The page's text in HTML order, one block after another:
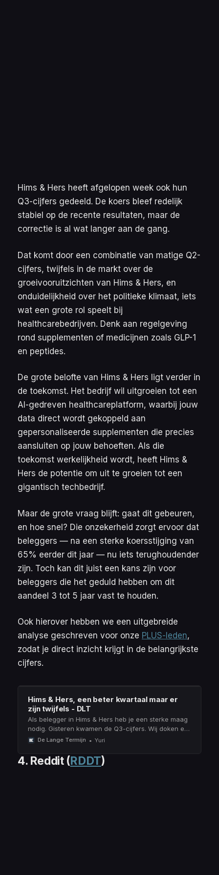
Hims & Hers heeft afgelopen week ook hun
Q3-cijfers gedeeld. De koers bleef redelijk
stabiel op de recente resultaten, maar de
correctie is al wat langer aan de gang.
Dat komt door een combinatie van matige Q2-
cijfers, twijfels in de markt over de
groeivooruitzichten van Hims & Hers, en
onduidelijkheid over het politieke klimaat, iets
wat een grote rol speelt bij
healthcarebedrijven. Denk aan regelgeving
rond supplementen of medicijnen zoals GLP-1
en peptides.
De grote belofte van Hims & Hers ligt verder in
de toekomst. Het bedrijf wil uitgroeien tot een
AI-gedreven healthcareplatform, waarbij jouw
data direct wordt gekoppeld aan
gepersonaliseerde supplementen die precies
aansluiten op jouw behoeften. Als die
toekomst werkelijkheid wordt, heeft Hims &
Hers de potentie om uit te groeien tot een
gigantisch techbedrijf.
Maar de grote vraag blijft: gaat dit gebeuren,
en hoe snel? Die onzekerheid zorgt ervoor dat
beleggers — na een sterke koersstijging van
65% eerder dit jaar — nu iets terughoudender
zijn. Toch kan dit juist een kans zijn voor
beleggers die het geduld hebben om dit
aandeel 3 tot 5 jaar vast te houden.
Ook hierover hebben we een uitgebreide
analyse geschreven voor onze PLUS-leden,
zodat je direct inzicht krijgt in de belangrijkste
cijfers.
Hims & Hers, een beter kwartaal maar er
zijn twijfels - DLT
Als belegger in Hims & Hers heb je een sterke maag
nodig. Gisteren kwamen de Q3-cijfers. Wij doken er
direct in, zowel fundamenteel als technisch.
De Lange Termijn Yuri
4. Reddit (RDDT)